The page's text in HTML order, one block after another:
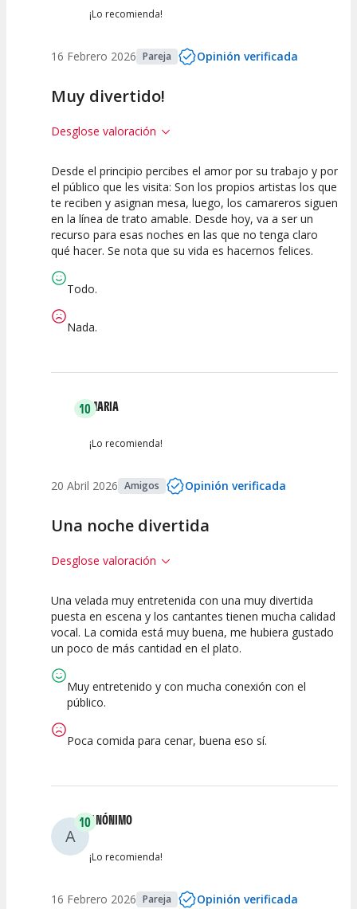
¡Lo recomienda!
16 Febrero 2026 Pareja Opinión verificada
Muy divertido!
Desglose valoración
7.5
Calidad del
Espectáculo
10
Puesta en
Escena
10
Interpretación
artística
Desde el principio percibes el amor por su trabajo y por
el público que les visita: Son los propios artistas los que
te reciben y asignan mesa, luego, los camareros siguen
en la línea de trato amable. Desde hoy, va a ser un
recurso para esas noches en las que no tenga claro
qué hacer. Se nota que su vida es hacernos felices.
Todo.
Nada.
10MARIA
¡Lo recomienda!
20 Abril 2026 Amigos Opinión verificada
Una noche divertida
Desglose valoración
10
Calidad del
Espectáculo
10
Puesta en
Escena
10
Interpretación
artística
Una velada muy entretenida con una muy divertida
puesta en escena y los cantantes tienen mucha calidad
vocal. La comida está muy buena, me hubiera gustado
un poco de más cantidad en el plato.
Muy entretenido y con mucha conexión con el
público.
Poca comida para cenar, buena eso sí.
A
10ANÓNIMO
¡Lo recomienda!
16 Febrero 2026 Pareja Opinión verificada